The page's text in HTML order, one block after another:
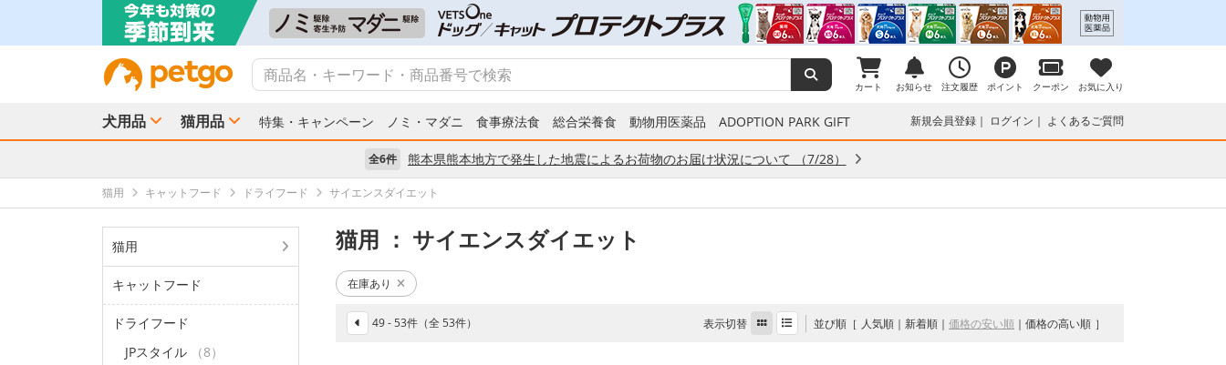
カート お知らせ 注文履歴 ポイント クーポン お気に入り
犬用品 猫用品 特集・キャンペーン ノミ・マダニ 食事療法食 総合栄養食 動物用医薬品 ADOPTION PARK GIFT 新規会員登録 ログイン よくあるご質問
全6件 熊本県熊本地方で発生した地震によるお荷物のお届け状況について （7/28）
猫用 キャットフード ドライフード サイエンスダイエット
猫用
キャットフード
ドライフード
JPスタイル
（8）
猫用 ： サイエンスダイエット
在庫あり
49 - 53件（全 53件） 表示切替 並び順 人気順 新着順 価格の安い順 価格の高い順